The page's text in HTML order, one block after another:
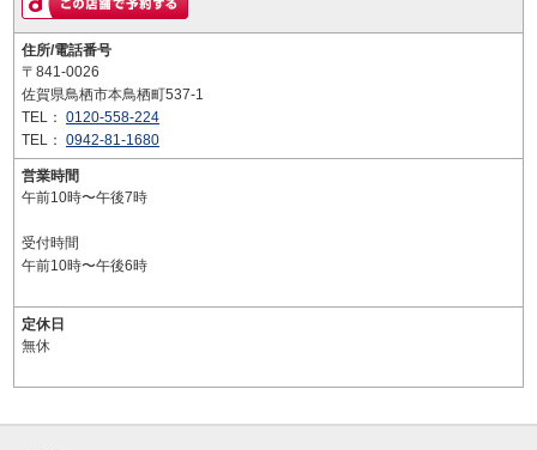
住所/電話番号
〒841-0026
佐賀県鳥栖市本鳥栖町537-1
TEL： 0120-558-224
TEL： 0942-81-1680
営業時間
午前10時〜午後7時
受付時間
午前10時〜午後6時
定休日
無休